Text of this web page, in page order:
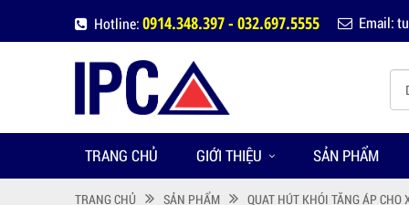
Hotline:0914.348.397 - 032.697.5555 Email:
TRANG CHỦ GIỚI THIỆU SẢN PHẨM
TRANG CHỦ SẢN PHẨM QUẠT HÚT KHÓI TĂNG ÁP CHO